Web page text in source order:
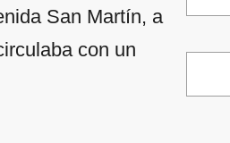
San Martín, a
con un